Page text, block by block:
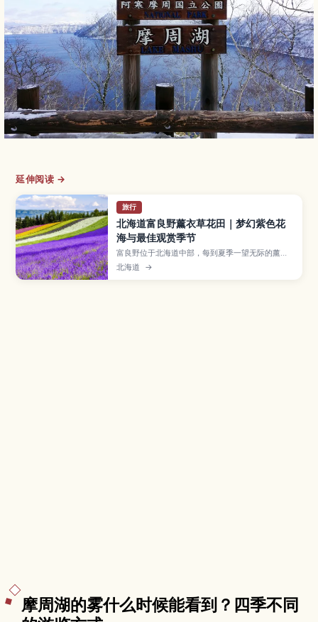
延伸阅读 →
旅行
北海道富良野薰衣草花田｜梦幻紫色花
海与最佳观赏季节
富良野位于北海道中部，每到夏季一望无际的薰衣
草花田会染成梦幻的紫色海洋。本文介绍花期时
间、最佳观景地点、与罂粟、向日葵等花卉交织而
北海道 →
摩周湖的雾什么时候能看到？四季不同